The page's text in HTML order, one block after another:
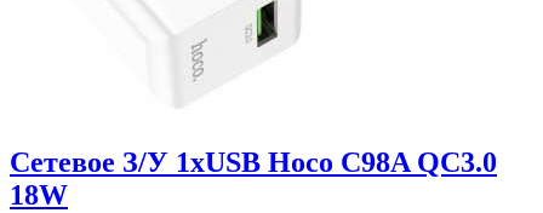
Сетевое З/У 1xUSB Hoco C98A QC3.0
18W